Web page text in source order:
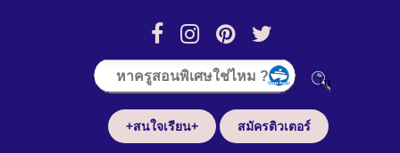
+สนใจเรียน+ สมัครติวเตอร์